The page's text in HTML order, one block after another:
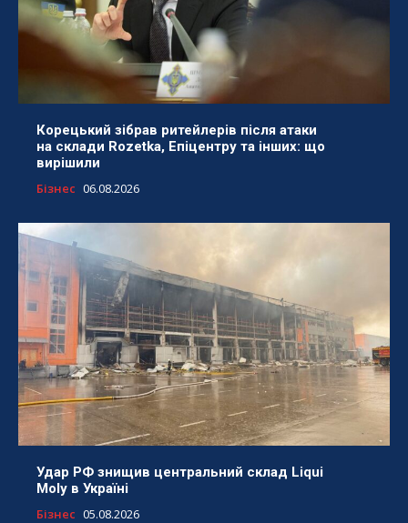
Корецький зібрав ритейлерів після атаки
на склади Rozetka, Епіцентру та інших: що
вирішили
Бізнес 06.08.2026
Удар РФ знищив центральний склад Liqui
Moly в Україні
Бізнес 05.08.2026